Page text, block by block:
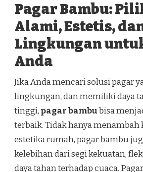
Pagar Bambu:
Alami, Estetis,
Lingkungan
Anda
Jika Anda mencari solusi pagar
lingkungan, dan memiliki daya
tinggi, pagar bambubisa
terbaik. Tidak hanya menambah
estetika rumah, pagar bambu
kelebihan dari segi kekuatan,
daya tahan terhadap cuaca.